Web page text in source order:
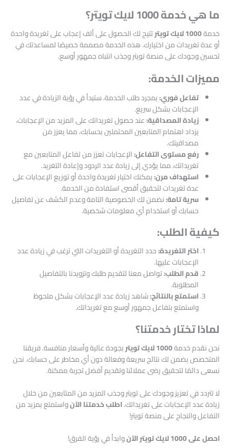
ما هي خدمة 1000 لايك تويتر؟
خدمة1000 لايك تويتر
تتيح لك الحصول على ألف إعجاب على تغريدة واحدة
أو عدة تغريدات من اختيارك. هذه الخدمة مصممة خصيصًا لمساعدتك في
تحسين وجودك على منصة تويتر وجذب انتباه جمهور أوسع.
مميزات الخدمة:
تفاعل فوري:بمجرد طلب الخدمة، ستبدأ في رؤية الزيادة في عدد
الإعجابات بشكل سريع.
زيادة المصداقية:عند حصول تغريداتك على المزيد من الإعجابات،
يزداد اهتمام المتابعين المحتملين بحسابك، مما يعزز من
مصداقيتك.
رفع مستوى التفاعل:الإعجابات تعزز من تفاعل المتابعين مع
تغريداتك، مما يؤدي إلى زيادة عدد الردود وإعادة التغريد.
استهداف مرن:يمكنك اختيار تغريدة واحدة أو توزيع الإعجابات على
عدة تغريدات لتحقيق أقصى استفادة من الخدمة.
سرية تامة:نضمن لك الخصوصية التامة وعدم الكشف عن تفاصيل
حسابك أو استخدام أي معلومات شخصية.
كيفية الطلب:
اختر التغريدة:حدد التغريدة أو التغريدات التي ترغب في زيادة عدد
الإعجابات عليها.
قدم الطلب:تواصل معنا لتقديم طلبك وتزويدنا بالتفاصيل
المطلوبة.
استمتع بالنتائج:شاهد زيادة عدد الإعجابات بشكل ملحوظ
واستمتع بتفاعل جمهور أوسع مع تغريداتك.
لماذا تختار خدمتنا؟
نحن نقدم خدمة1000 لايك تويتر
بجودة عالية وأسعار منافسة. فريقنا
المتخصص يضمن لك نتائج سريعة وفعالة دون أي مخاطر على حسابك. نحن
نسعى دائمًا لتحقيق رضى عملائنا وتقديم أفضل تجربة ممكنة.
لا تتردد في تعزيز وجودك على تويتر وجذب المزيد من المتابعين من خلال
زيادة عدد الإعجابات على تغريداتك.اطلب خدمتنا الآنواستمتع بمزيد من
التفاعل والنجاح على منصة تويتر!
احصل على 1000 لايك تويتر الآن
وابدأ في رؤية الفرق!